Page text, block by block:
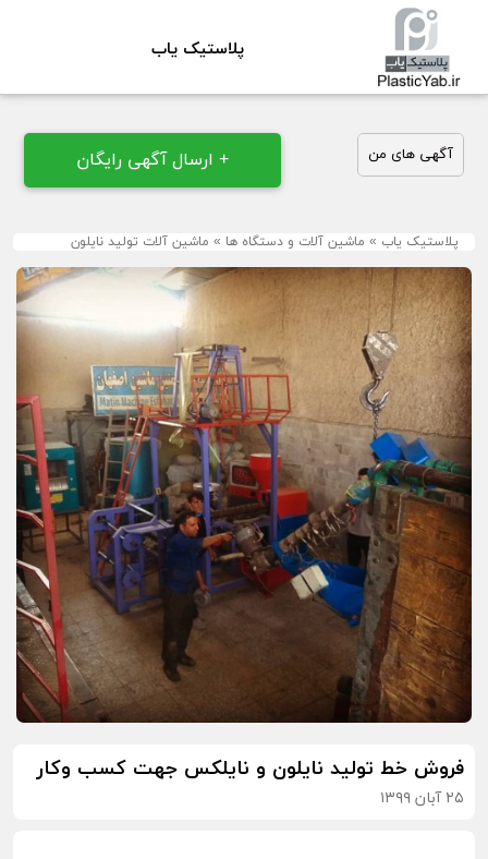
پلاستیک یاب
آگهی های من + ارسال آگهی رایگان
پلاستیک یاب » ماشین آلات و دستگاه ها » ماشین آلات تولید نایلون
فروش خط تولید نایلون و نایلکس جهت کسب وکار
۲۵ آبان ۱۳۹۹